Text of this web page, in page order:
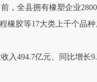
，全县拥有橡塑企业
橡胶等17大类上千个品
入494.7亿元、同比增长